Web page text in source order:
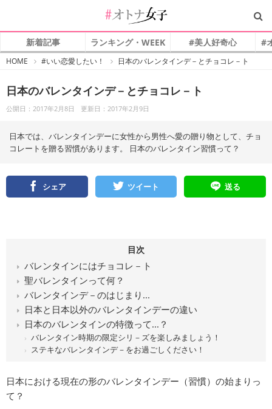
新着記事 ランキング・WEEK #美人好奇心 #
HOME
女
子
#いい恋愛したい！ 日本のバレンタインデ－とチョコレ－ト
日本のバレンタインデ－とチョコレ－ト
公開日：2017年2月8日 更新日：2017年2月9日
日本では、バレンタインデーに女性から男性へ愛の贈り物として、チョ
コレートを贈る習慣があります。 日本のバレンタイン習慣って？
シェア ツイート 送る
目次
バレンタインにはチョコレ－ト
聖バレンタインって何？
バレンタインデ－のはじまり...
日本と日本以外のバレンタインデーの違い
日本のバレンタインの特徴って...？
バレンタイン時期の限定シリ－ズを楽しみましょう！
ステキなバレンタインデ－をお過ごしください！
日本における現在の形のバレンタインデー（習慣）の始まりっ
て？